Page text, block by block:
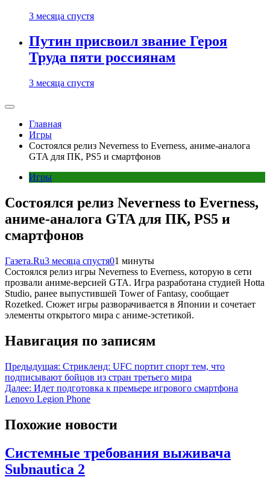
3 месяца спустя
Путин присвоил звание Героя
Труда пяти россиянам
3 месяца спустя
Главная
Игры
Состоялся релиз Neverness to Everness, аниме-аналога
GTA для ПК, PS5 и смартфонов
Игры
Состоялся релиз Neverness to Everness,
аниме-аналога GTA для ПК, PS5 и
смартфонов
Газета.Ru3 месяца спустя01 минуты
Состоялся релиз игры Neverness to Everness, которую в сети
прозвали аниме-версией GTA. Игра разработана студией Hotta
Studio, ранее выпустившей Tower of Fantasy, сообщает
Rozetked. Сюжет игры разворачивается в Японии и сочетает
элементы открытого мира с аниме-эстетикой.
Навигация по записям
Предыдущая: Стрикленд: UFC портит спорт тем, что
подписывают бойцов из стран третьего мира
Далее: Идет подготовка к премьере игрового смартфона
Lenovo Legion Phone
Похожие новости
Системные требования выживача
Subnautica 2